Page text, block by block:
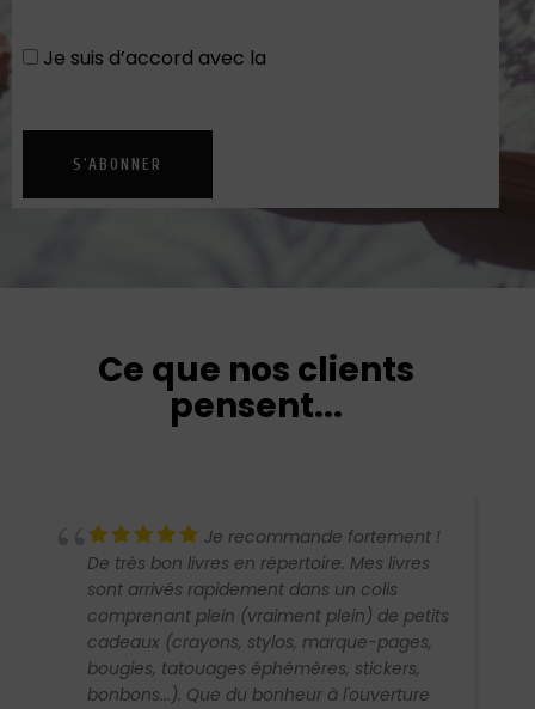
Je suis d’accord avec la
S'ABONNER
Ce que nos clients
pensent...
fortement !
Mes livres
dans un colis
plein) de petits
marque-pages,
stickers,
à l'ouverture
Bye Bye de
écrit et d'une rare profondeur
relations humaines
CHRISTIANE B.